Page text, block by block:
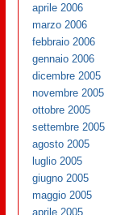
aprile 2006
marzo 2006
febbraio 2006
gennaio 2006
dicembre 2005
novembre 2005
ottobre 2005
settembre 2005
agosto 2005
luglio 2005
giugno 2005
maggio 2005
aprile 2005